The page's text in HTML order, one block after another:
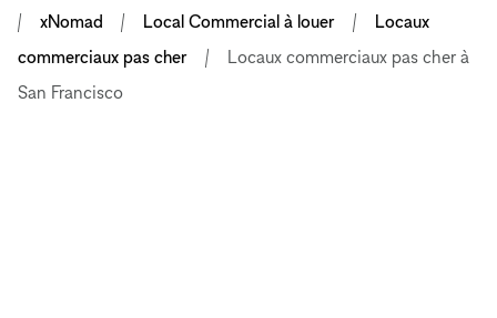
xNomad Local Commercial à louer
Locaux
commerciaux pas cher
Locaux commerciaux pas cher à
San Francisco